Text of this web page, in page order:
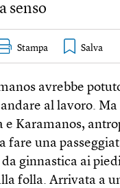
senso
Stampa
avrebbe
al lavoro. Ma
e Karamanos,
fare una
da ginnastica ai
folla. Arrivata a